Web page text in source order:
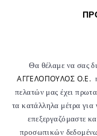
Θα θέλαμε να σας
ΑΓΓΕΛΟΠΟΥΛΟΣ Ο.Ε.
πελατών μας έχει
τα κατάλληλα μέτρα
επεξεργαζόμαστε
προσωπικών